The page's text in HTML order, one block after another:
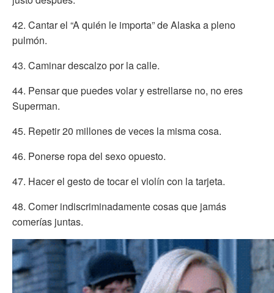
42. Cantar el “A quién le importa” de Alaska a pleno
pulmón.
43. Caminar descalzo por la calle.
44. Pensar que puedes volar y estrellarse no, no eres
Superman.
45. Repetir 20 millones de veces la misma cosa.
46. Ponerse ropa del sexo opuesto.
47. Hacer el gesto de tocar el violín con la tarjeta.
48. Comer indiscriminadamente cosas que jamás
comerías juntas.